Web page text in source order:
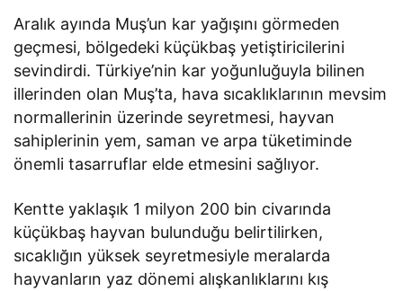
Aralık ayında Muş’un kar yağışını görmeden
geçmesi, bölgedeki küçükbaş yetiştiricilerini
sevindirdi. Türkiye’nin kar yoğunluğuyla bilinen
illerinden olan Muş’ta, hava sıcaklıklarının mevsim
normallerinin üzerinde seyretmesi, hayvan
sahiplerinin yem, saman ve arpa tüketiminde
önemli tasarruflar elde etmesini sağlıyor.
Kentte yaklaşık 1 milyon 200 bin civarında
küçükbaş hayvan bulunduğu belirtilirken,
sıcaklığın yüksek seyretmesiyle meralarda
hayvanların yaz dönemi alışkanlıklarını kış